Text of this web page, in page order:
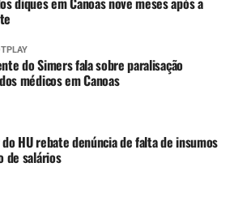
do Simers fala sobre paralisação
médicos em Canoas
HU rebate denúncia de falta de insumos
de salários